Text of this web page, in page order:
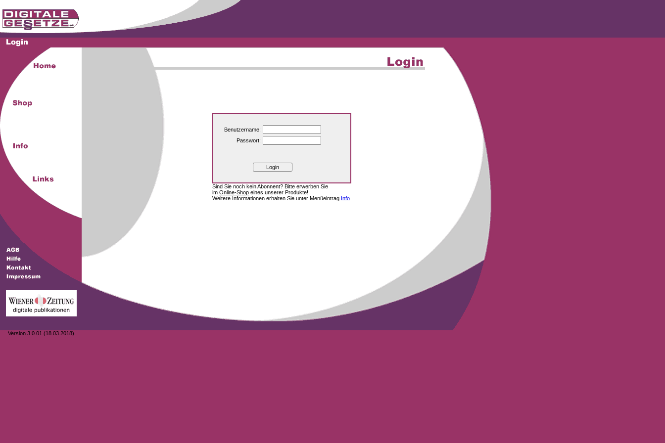
Version 3.0.01 (18.03.2018)
Benutzername:
Passwort:
Sind Sie noch kein Abonnent? Bitte erwerben Sie
im Online-Shop eines unserer Produkte!
Weitere Informationen erhalten Sie unter Menüeintrag Info